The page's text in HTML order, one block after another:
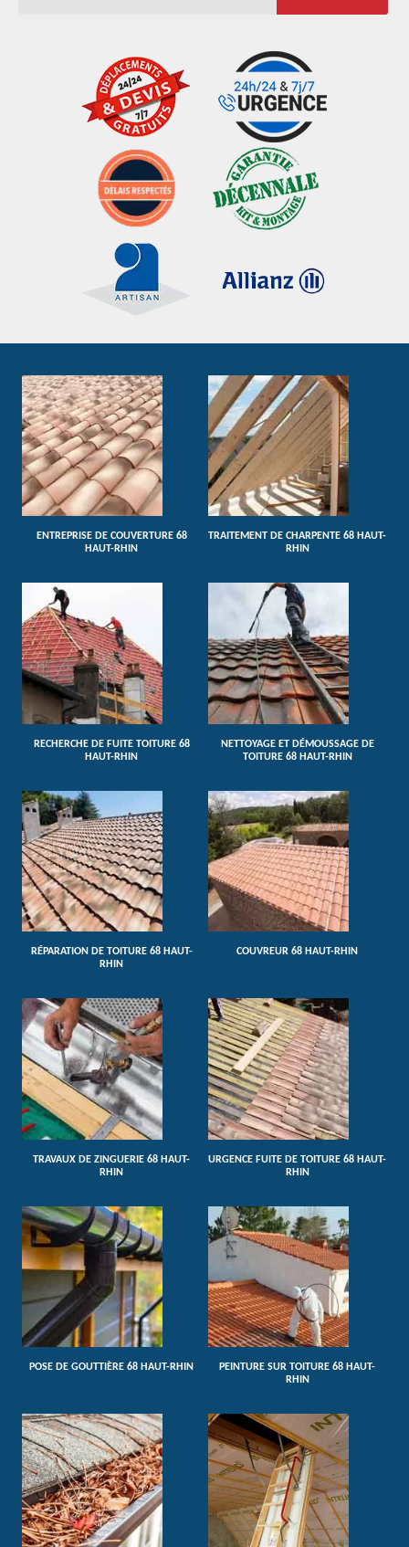
ENTREPRISE DE COUVERTURE 68
HAUT-RHIN
TRAITEMENT DE CHARPENTE 68 HAUT-
RHIN
RECHERCHE DE FUITE TOITURE 68
HAUT-RHIN
NETTOYAGE ET DÉMOUSSAGE DE
TOITURE 68 HAUT-RHIN
RÉPARATION DE TOITURE 68 HAUT-
RHIN
COUVREUR 68 HAUT-RHIN
TRAVAUX DE ZINGUERIE 68 HAUT-
RHIN
URGENCE FUITE DE TOITURE 68 HAUT-
RHIN
POSE DE GOUTTIÈRE 68 HAUT-RHIN
PEINTURE SUR TOITURE 68 HAUT-
RHIN